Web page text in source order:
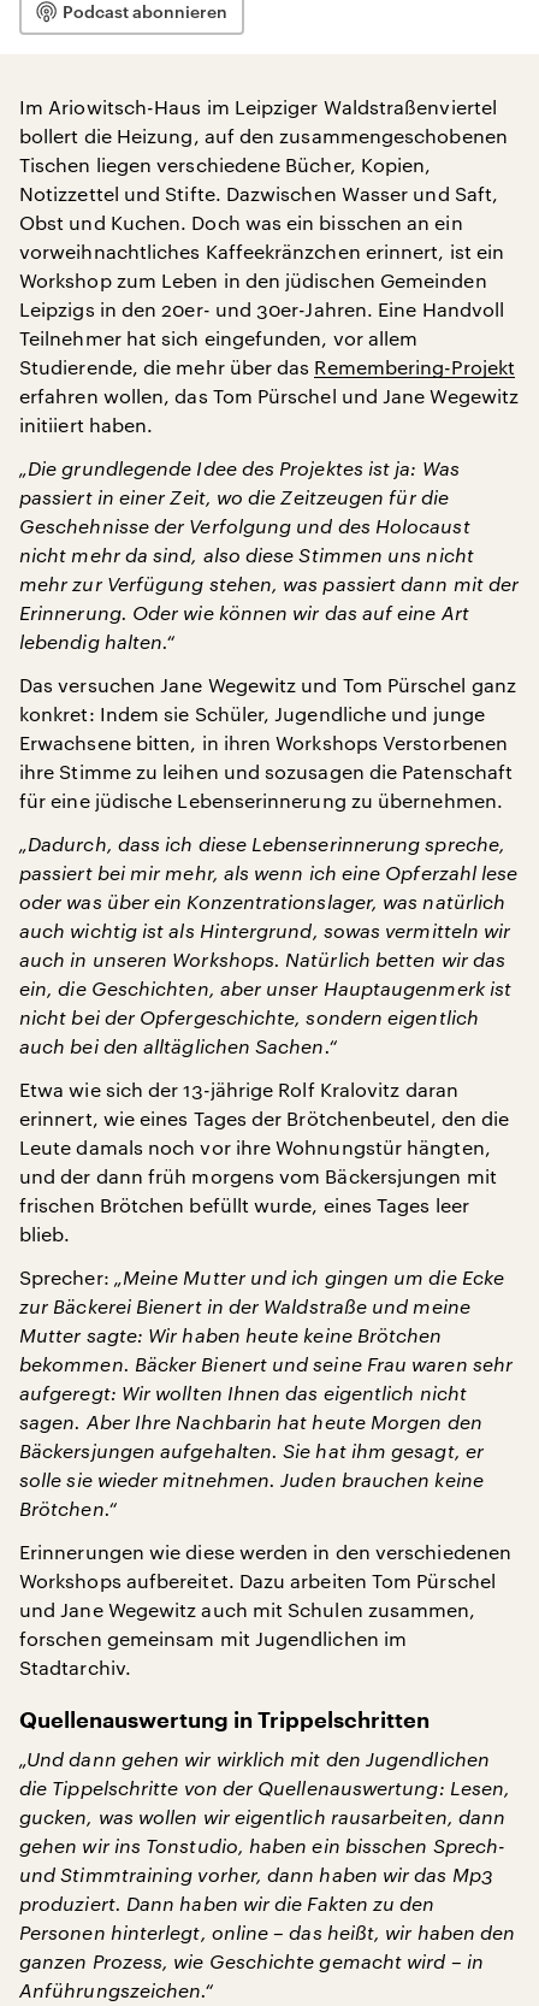
Podcast abonnieren
Im Ariowitsch-Haus im Leipziger Waldstraßenviertel
bollert die Heizung, auf den zusammengeschobenen
Tischen liegen verschiedene Bücher, Kopien,
Notizzettel und Stifte. Dazwischen Wasser und Saft,
Obst und Kuchen. Doch was ein bisschen an ein
vorweihnachtliches Kaffeekränzchen erinnert, ist ein
Workshop zum Leben in den jüdischen Gemeinden
Leipzigs in den 20er- und 30er-Jahren. Eine Handvoll
Teilnehmer hat sich eingefunden, vor allem
Studierende, die mehr über das Remembering-Projekt
erfahren wollen, das Tom Pürschel und Jane Wegewitz
initiiert haben.
„Die grundlegende Idee des Projektes ist ja: Was
passiert in einer Zeit, wo die Zeitzeugen für die
Geschehnisse der Verfolgung und des Holocaust
nicht mehr da sind, also diese Stimmen uns nicht
mehr zur Verfügung stehen, was passiert dann mit der
Erinnerung. Oder wie können wir das auf eine Art
lebendig halten.“
Das versuchen Jane Wegewitz und Tom Pürschel ganz
konkret: Indem sie Schüler, Jugendliche und junge
Erwachsene bitten, in ihren Workshops Verstorbenen
ihre Stimme zu leihen und sozusagen die Patenschaft
für eine jüdische Lebenserinnerung zu übernehmen.
„Dadurch, dass ich diese Lebenserinnerung spreche,
passiert bei mir mehr, als wenn ich eine Opferzahl lese
oder was über ein Konzentrationslager, was natürlich
auch wichtig ist als Hintergrund, sowas vermitteln wir
auch in unseren Workshops. Natürlich betten wir das
ein, die Geschichten, aber unser Hauptaugenmerk ist
nicht bei der Opfergeschichte, sondern eigentlich
auch bei den alltäglichen Sachen.“
Etwa wie sich der 13-jährige Rolf Kralovitz daran
erinnert, wie eines Tages der Brötchenbeutel, den die
Leute damals noch vor ihre Wohnungstür hängten,
und der dann früh morgens vom Bäckersjungen mit
frischen Brötchen befüllt wurde, eines Tages leer
blieb.
Sprecher: „Meine Mutter und ich gingen um die Ecke
zur Bäckerei Bienert in der Waldstraße und meine
Mutter sagte: Wir haben heute keine Brötchen
bekommen. Bäcker Bienert und seine Frau waren sehr
aufgeregt: Wir wollten Ihnen das eigentlich nicht
sagen. Aber Ihre Nachbarin hat heute Morgen den
Bäckersjungen aufgehalten. Sie hat ihm gesagt, er
solle sie wieder mitnehmen. Juden brauchen keine
Brötchen.“
Erinnerungen wie diese werden in den verschiedenen
Workshops aufbereitet. Dazu arbeiten Tom Pürschel
und Jane Wegewitz auch mit Schulen zusammen,
forschen gemeinsam mit Jugendlichen im
Stadtarchiv.
Quellenauswertung in Trippelschritten
„Und dann gehen wir wirklich mit den Jugendlichen
die Tippelschritte von der Quellenauswertung: Lesen,
gucken, was wollen wir eigentlich rausarbeiten, dann
gehen wir ins Tonstudio, haben ein bisschen Sprech-
und Stimmtraining vorher, dann haben wir das Mp3
produziert. Dann haben wir die Fakten zu den
Personen hinterlegt, online – das heißt, wir haben den
ganzen Prozess, wie Geschichte gemacht wird – in
Anführungszeichen.“